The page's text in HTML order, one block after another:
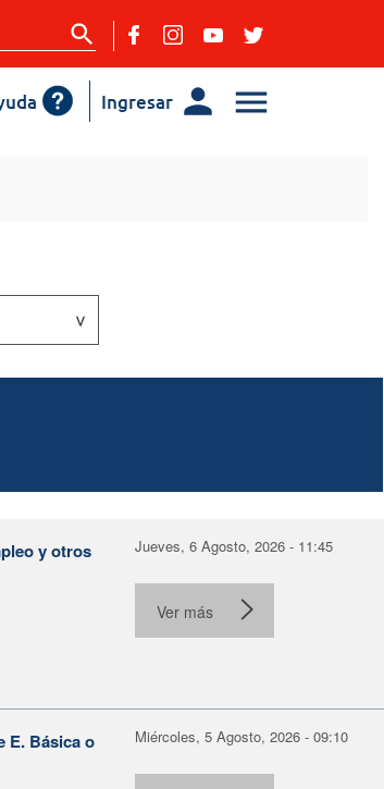
Ingresar
y otros
Jueves, 6 Agosto, 2026 - 11:45
Ver más
E. Básica o
Miércoles, 5 Agosto, 2026 - 09:10